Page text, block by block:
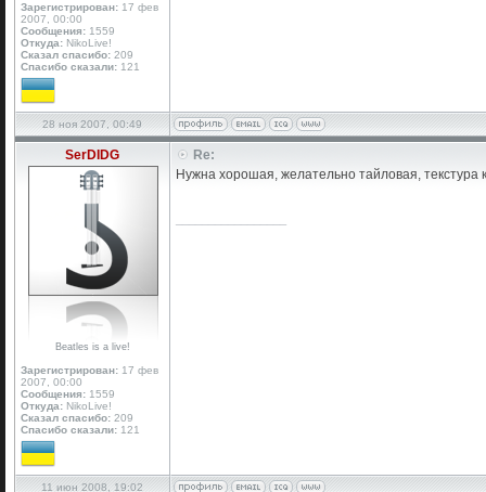
Зарегистрирован: 17 фев
2007, 00:00
Сообщения: 1559
Откуда: NikoLive!
Сказал спасибо: 209
Спасибо сказали: 121
28 ноя 2007, 00:49
SerDIDG
Beatles is a live!
Зарегистрирован: 17 фев
2007, 00:00
Сообщения: 1559
Откуда: NikoLive!
Сказал спасибо: 209
Спасибо сказали: 121
Re:
Нужна хорошая, желательно тайловая, текстура
11 июн 2008, 19:02